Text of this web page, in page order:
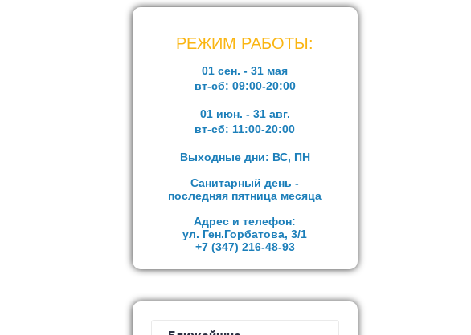
РЕЖИМ РАБОТЫ:
01 сен. - 31 мая
вт-сб: 09:00-20:00
01 июн. - 31 авг.
вт-сб: 11:00-20:00
Выходные дни: ВС, ПН
Санитарный день -
последняя пятница месяца
Адрес и телефон:
ул. Ген.Горбатова, 3/1
+7 (347) 216-48-93